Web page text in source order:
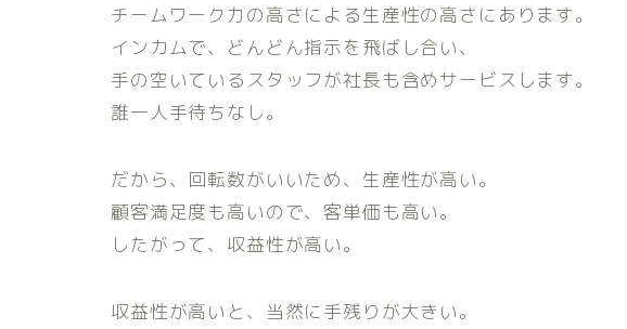
チームワーク力の高さによる生産性の高さにあります。
インカムで、どんどん指示を飛ばし合い、
手の空いているスタッフが社長も含めサービスします。
誰一人手待ちなし。
だから、回転数がいいため、生産性が高い。
顧客満足度も高いので、客単価も高い。
したがって、収益性が高い。
収益性が高いと、当然に手残りが大きい。